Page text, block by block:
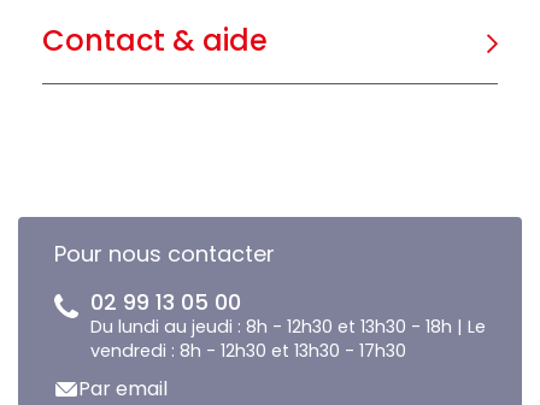
Contact & aide
Pour nous contacter
02 99 13 05 00
Du lundi au jeudi : 8h - 12h30 et 13h30 - 18h | Le
vendredi : 8h - 12h30 et 13h30 - 17h30
Par email